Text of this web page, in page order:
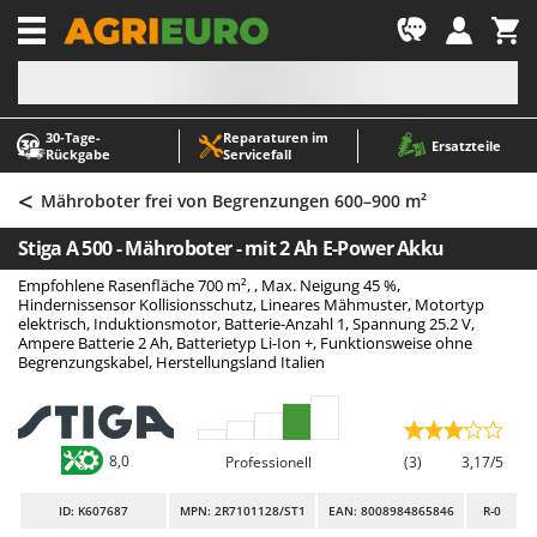
30‑Tage-
Rückgabe
Reparaturen im
Servicefall
Ersatzteile
-1
A
Abbeermaschinen - Traubenmühlen
Abfüllgeräte
Akku Gartenscheren
Akku Gras- und Strauchscheren
Akku-Stichsägen
Allzwecktransporter - Motorschubkarren
Alu-Teleskopleitern
Anbaubagger Heckbagger für Traktoren
Arbeitsschutzkleidung
Astkettensägen - Hochentaster
A
ABAC
AgriEuro Premium
AgriEuro TOP-LINE
AGT
Aima
Airmec
AL-KO
ALA 2000
Alce
Ama
< Mähroboter frei von Begrenzungen 600–900 m²
Stiga A 500 - Mähroboter - mit 2 Ah E-Power Akku
Empfohlene Rasenfläche 700 m², , Max. Neigung 45 %,
Hindernissensor Kollisionsschutz, Lineares Mähmuster, Motortyp
elektrisch, Induktionsmotor, Batterie-Anzahl 1, Spannung 25.2 V,
Ampere Batterie 2 Ah, Batterietyp Li-Ion +, Funktionsweise ohne
Begrenzungskabel, Herstellungsland Italien
8,0 Professionell (3) 3,17/5
ID: K607687 MPN: 2R7101128/ST1 EAN: 8008984865846 R-0